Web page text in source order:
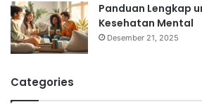
Panduan Lengkap
Kesehatan Mental
Desember 21, 2025
Categories